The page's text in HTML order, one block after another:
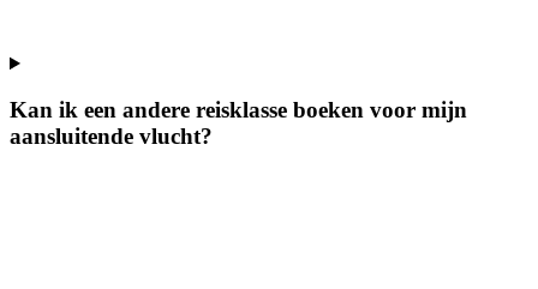
Kan ik een andere reisklasse boeken voor mijn
aansluitende vlucht?